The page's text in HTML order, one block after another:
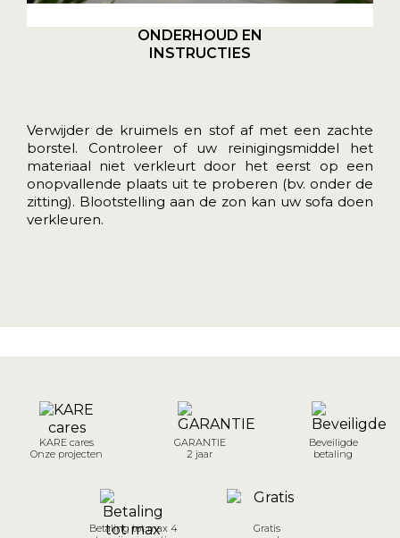
ONDERHOUD EN
INSTRUCTIES
Verwijder de kruimels en stof af met een zachte
borstel. Controleer of uw reinigingsmiddel het
materiaal niet verkleurt door het eerst op een
onopvallende plaats uit te proberen (bv. onder de
zitting). Blootstelling aan de zon kan uw sofa doen
verkleuren.
KARE cares
Onze projecten
GARANTIE
2 jaar
Beveiligde
betaling
Betaling tot max 4
Gratis